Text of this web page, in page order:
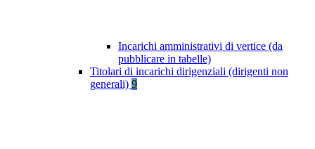
Incarichi amministrativi di vertice (da
pubblicare in tabelle)
Titolari di incarichi dirigenziali (dirigenti non
generali) 9